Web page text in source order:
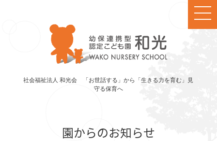
社会福祉法人 和光会 「お世話する」から「生きる力を育む」見
守る保育へ
園からのお知らせ